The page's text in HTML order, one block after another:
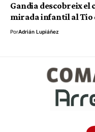
Gandia descobreix el
mirada infantil al Tio
PorAdrián Lupiáñez